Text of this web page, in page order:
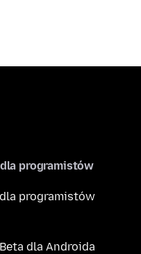
programistów
programistów
dla Androida